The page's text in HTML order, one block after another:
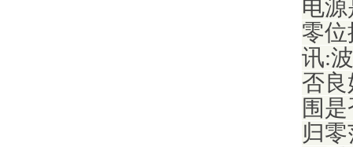
电
零
讯:
否良
围
归